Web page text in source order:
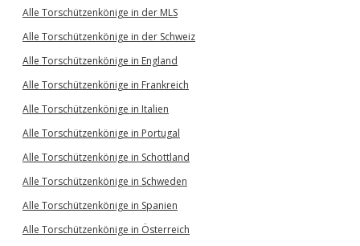
Alle Torschützenkönige in der MLS
Alle Torschützenkönige in der Schweiz
Alle Torschützenkönige in England
Alle Torschützenkönige in Frankreich
Alle Torschützenkönige in Italien
Alle Torschützenkönige in Portugal
Alle Torschützenkönige in Schottland
Alle Torschützenkönige in Schweden
Alle Torschützenkönige in Spanien
Alle Torschützenkönige in Österreich